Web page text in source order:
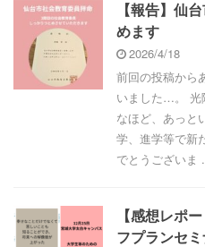
【報告】仙
めます
2026/4/18
前回の投稿から
いました…。 光
なほど、あっと
学、進学等で新
でとうございま
【感想レポ
フプランセ